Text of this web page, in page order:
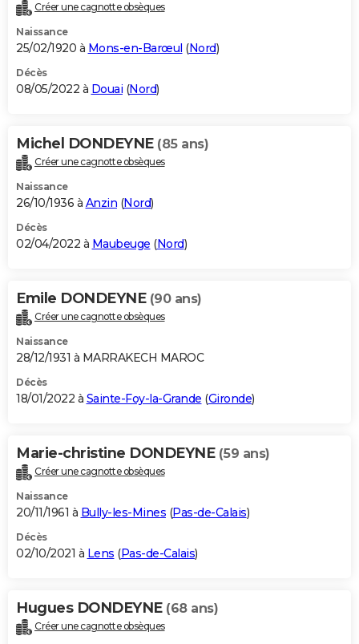
Créer une cagnotte obsèques
Naissance
25/02/1920 à Mons-en-Barœul (Nord)
Décès
08/05/2022 à Douai (Nord)
Michel DONDEYNE (85 ans)
Créer une cagnotte obsèques
Naissance
26/10/1936 à Anzin (Nord)
Décès
02/04/2022 à Maubeuge (Nord)
Emile DONDEYNE (90 ans)
Créer une cagnotte obsèques
Naissance
28/12/1931 à MARRAKECH MAROC
Décès
18/01/2022 à Sainte-Foy-la-Grande (Gironde)
Marie-christine DONDEYNE (59 ans)
Créer une cagnotte obsèques
Naissance
20/11/1961 à Bully-les-Mines (Pas-de-Calais)
Décès
02/10/2021 à Lens (Pas-de-Calais)
Hugues DONDEYNE (68 ans)
Créer une cagnotte obsèques